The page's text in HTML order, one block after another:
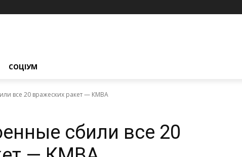
СОЦІУМ
все 20 вражеских ракет — КМВА
сбили все 20